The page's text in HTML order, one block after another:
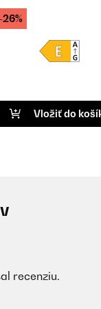
26%
Vložiť do
recenziu.